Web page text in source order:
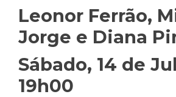
Leonor Ferrão,
Jorge e Diana
Sábado, 14 de
19h00